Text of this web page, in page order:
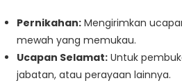
Pernikahan: Mengirimkan
mewah yang memukau.
Ucapan Selamat: Untuk
jabatan, atau perayaan lainnya.